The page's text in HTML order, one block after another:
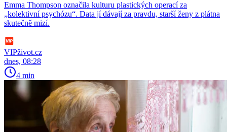
Emma Thompson označila kulturu plastických operací za
„kolektivní psychózu“. Data jí dávají za pravdu, starší ženy z plátna
skutečně mizí.
VIPživot.cz
dnes, 08:28
4 min